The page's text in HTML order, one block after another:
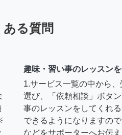
ある質問
趣味・習い事のレッスン
1.サービス一覧の中から
選び、「依頼相談」ボタ
事のレッスンをしてくれ
できるようになりますの
などをサポーターへお伝